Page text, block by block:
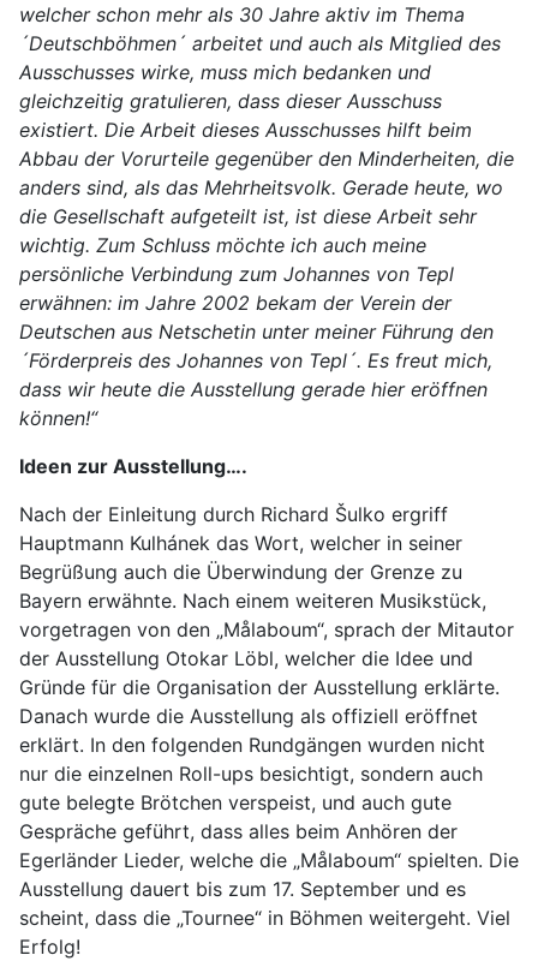
welcher schon mehr als 30 Jahre aktiv im Thema
´Deutschböhmen´ arbeitet und auch als Mitglied des
Ausschusses wirke, muss mich bedanken und
gleichzeitig gratulieren, dass dieser Ausschuss
existiert. Die Arbeit dieses Ausschusses hilft beim
Abbau der Vorurteile gegenüber den Minderheiten, die
anders sind, als das Mehrheitsvolk. Gerade heute, wo
die Gesellschaft aufgeteilt ist, ist diese Arbeit sehr
wichtig. Zum Schluss möchte ich auch meine
persönliche Verbindung zum Johannes von Tepl
erwähnen: im Jahre 2002 bekam der Verein der
Deutschen aus Netschetin unter meiner Führung den
´Förderpreis des Johannes von Tepl´. Es freut mich,
dass wir heute die Ausstellung gerade hier eröffnen
können!“
Ideen zur Ausstellung….
Nach der Einleitung durch Richard Šulko ergriff
Hauptmann Kulhánek das Wort, welcher in seiner
Begrüßung auch die Überwindung der Grenze zu
Bayern erwähnte. Nach einem weiteren Musikstück,
vorgetragen von den „Målaboum“, sprach der Mitautor
der Ausstellung Otokar Löbl, welcher die Idee und
Gründe für die Organisation der Ausstellung erklärte.
Danach wurde die Ausstellung als offiziell eröffnet
erklärt. In den folgenden Rundgängen wurden nicht
nur die einzelnen Roll-ups besichtigt, sondern auch
gute belegte Brötchen verspeist, und auch gute
Gespräche geführt, dass alles beim Anhören der
Egerländer Lieder, welche die „Målaboum“ spielten. Die
Ausstellung dauert bis zum 17. September und es
scheint, dass die „Tournee“ in Böhmen weitergeht. Viel
Erfolg!